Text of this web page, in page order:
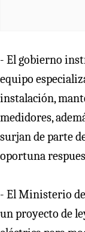
- El gobierno
equipo
instalación,
medidores,
surjan de parte
oportuna
- El Ministerio
un proyecto de